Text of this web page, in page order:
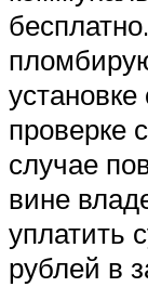
проверке
случае
вине
уплатить
рублей в